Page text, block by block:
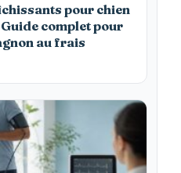
pour chien
complet pour
au frais